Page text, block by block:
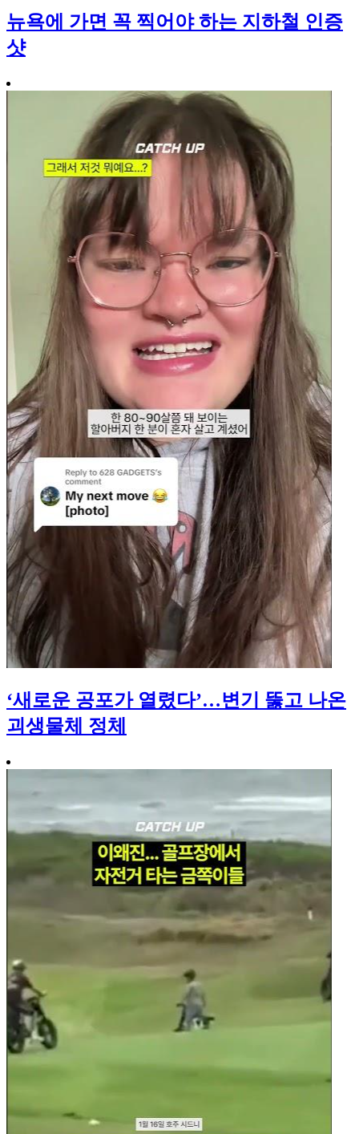
뉴욕에 가면 꼭 찍어야 하는 지하철 인증
샷
‘새로운 공포가 열렸다’…변기 뚫고 나온
괴생물체 정체